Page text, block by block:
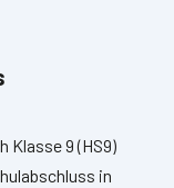
Klasse 9 (HS9)
in